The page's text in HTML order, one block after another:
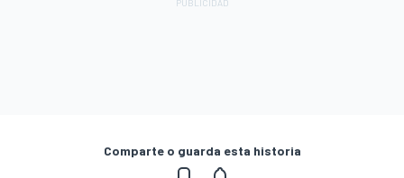
Comparte o guarda esta historia